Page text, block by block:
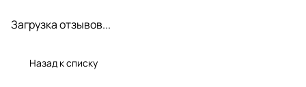
Загрузка отзывов...
Назад к списку